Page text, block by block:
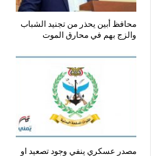
محافظ أبين يحذر من تجنيد الشباب
والزج بهم في محارق الموت
مصدر عسكري ينفي وجود تصعيد او